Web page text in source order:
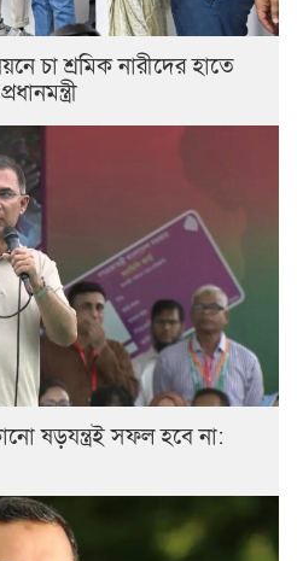
চা শ্রমিক নারীদের হাতে
ষড়যন্ত্রই সফল হবে না: